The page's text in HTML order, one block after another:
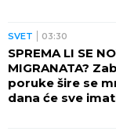
SVET 03:30
SPREMA LI SE
MIGRANATA?
poruke šire se
dana će sve